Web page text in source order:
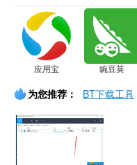
应用宝 豌豆荚
为您推荐： BT下载工具